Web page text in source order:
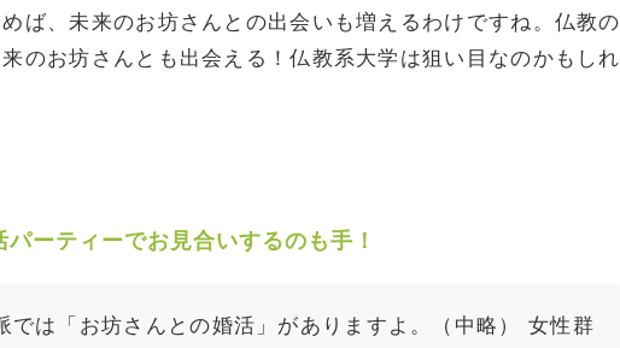
ば、未来のお坊さんとの出会いも増えるわけですね。仏教の
のお坊さんとも出会える！仏教系大学は狙い目なのかもしれ
ーティーでお見合いするのも手！
では「お坊さんとの婚活」がありますよ。（中略） 女性群